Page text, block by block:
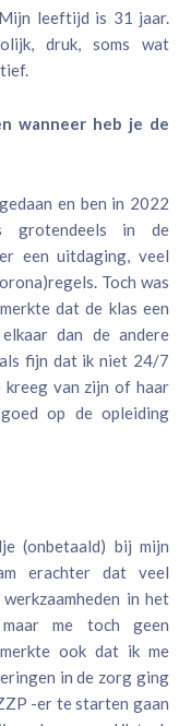
leeftijd is 31 jaar.
druk, soms wat
wanneer heb je de
en ben in 2022
grotendeels in de
een uitdaging, veel
Toch was
dat de klas een
dan de andere
fijn dat ik niet 24/7
kreeg van zijn of haar
op de opleiding
(onbetaald) bij mijn
erachter dat veel
in het
maar me toch geen
ook dat ik me
in de zorg ging
-er te starten gaan